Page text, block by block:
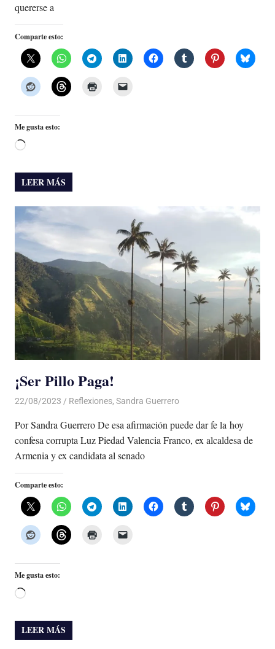
quererse a
Comparte esto:
Me gusta esto:
Cargando...
LEER MÁS
¡Ser Pillo Paga!
22/08/2023 De todo un Poco
Reflexiones, Sandra Guerrero
Por Sandra Guerrero De esa afirmación puede dar fe la hoy
confesa corrupta Luz Piedad Valencia Franco, ex alcaldesa de
Armenia y ex candidata al senado
Comparte esto:
Me gusta esto:
Cargando...
LEER MÁS